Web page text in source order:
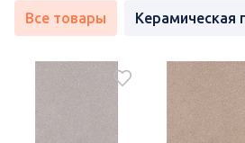
Все товары Керамическая